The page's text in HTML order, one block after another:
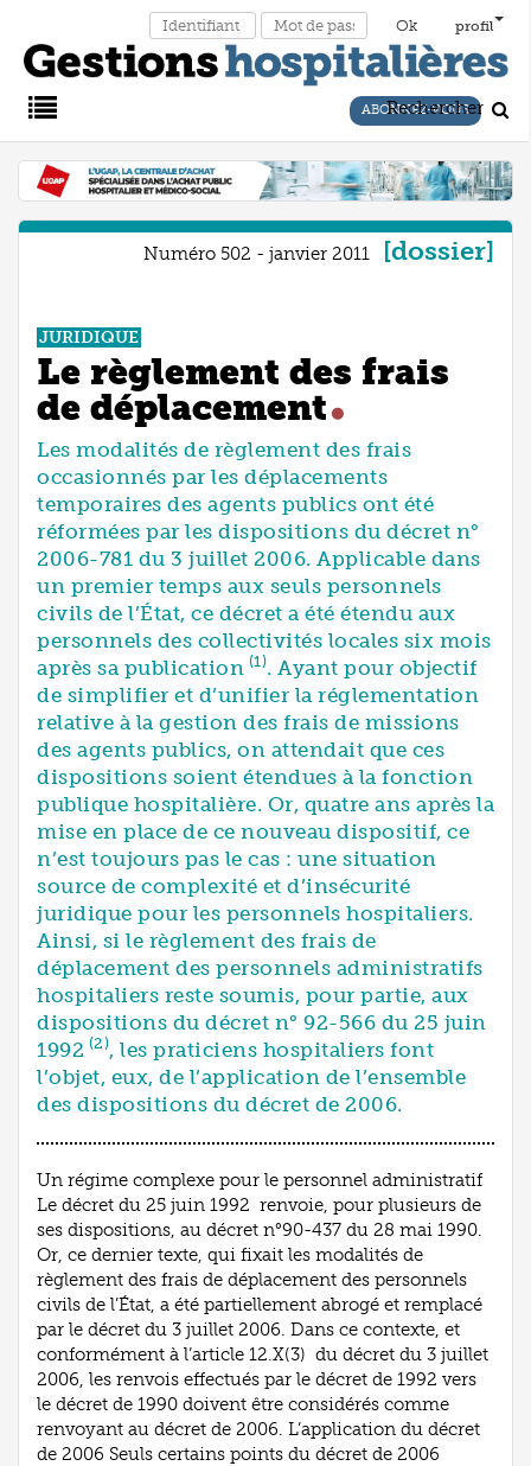
profil
Main
Menu
ABONNEZ-VOUS
Rechercher
Numéro 502 - janvier 2011 dossier
JURIDIQUE
Le règlement des frais
de déplacement
Les modalités de règlement des frais
occasionnés par les déplacements
temporaires des agents publics ont été
réformées par les dispositions du décret n°
2006-781 du 3 juillet 2006. Applicable dans
un premier temps aux seuls personnels
civils de l’État, ce décret a été étendu aux
personnels des collectivités locales six mois
après sa publication (1). Ayant pour objectif
de simplifier et d’unifier la réglementation
relative à la gestion des frais de missions
des agents publics, on attendait que ces
dispositions soient étendues à la fonction
publique hospitalière. Or, quatre ans après la
mise en place de ce nouveau dispositif, ce
n’est toujours pas le cas : une situation
source de complexité et d’insécurité
juridique pour les personnels hospitaliers.
Ainsi, si le règlement des frais de
déplacement des personnels administratifs
hospitaliers reste soumis, pour partie, aux
dispositions du décret n° 92-566 du 25 juin
1992 (2), les praticiens hospitaliers font
l’objet, eux, de l’application de l’ensemble
des dispositions du décret de 2006.
Un régime complexe pour le personnel administratif
Le décret du 25 juin 1992 renvoie, pour plusieurs de
ses dispositions, au décret n°90-437 du 28 mai 1990.
Or, ce dernier texte, qui fixait les modalités de
règlement des frais de déplacement des personnels
civils de l’État, a été partiellement abrogé et remplacé
par le décret du 3 juillet 2006. Dans ce contexte, et
conformément à l’article 12.X(3) du décret du 3 juillet
2006, les renvois effectués par le décret de 1992 vers
le décret de 1990 doivent être considérés comme
renvoyant au décret de 2006. L’application du décret
de 2006 Seuls certains points du décret de 2006